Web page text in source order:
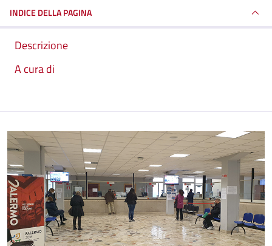
INDICE DELLA PAGINA
Descrizione
A cura di